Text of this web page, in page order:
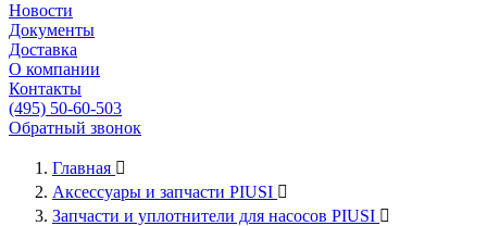
Новости
Документы
Доставка
О компании
Контакты
(495) 50-60-503
Обратный звонок
Главная 
Аксессуары и запчасти PIUSI 
Запчасти и уплотнители для насосов PIUSI 